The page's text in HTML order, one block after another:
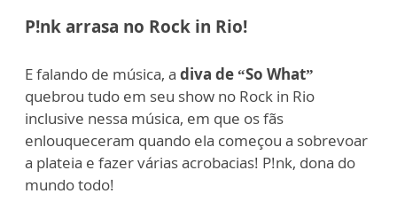
P!nk arrasa no Rock in Rio!
E falando de música, a diva de “So What”
quebrou tudo em seu show no Rock in Rio
inclusive nessa música, em que os fãs
enlouqueceram quando ela começou a sobrevoar
a plateia e fazer várias acrobacias! P!nk, dona do
mundo todo!